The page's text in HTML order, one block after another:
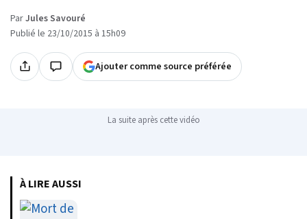
ParJules Savouré
Publié le 23/10/2015 à 15h09
Ajouter comme source préférée
La suite après cette vidéo
À LIRE AUSSI